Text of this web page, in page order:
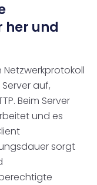
her und
Netzwerkprotokoll
auf,
Beim Server
und es
sorgt